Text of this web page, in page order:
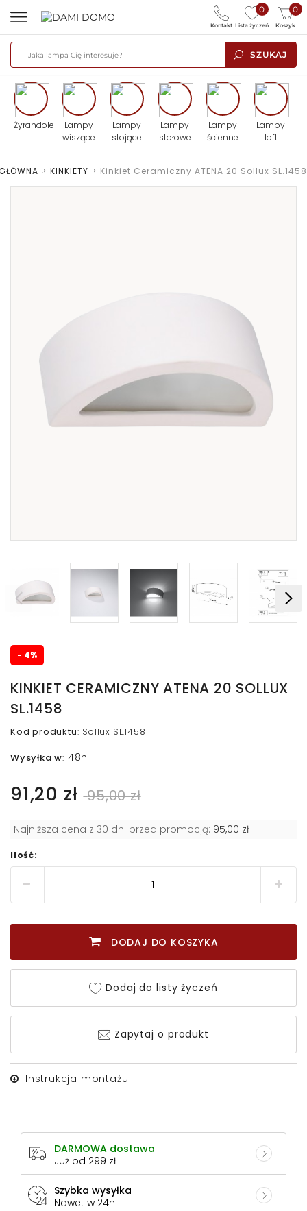
SZUKAJ
0
Lista życzeń
0
Koszyk
Kontakt
Żyrandole
Lampy
wiszące
Lampy
stojące
Lampy
stołowe
Lampy
ścienne
Lampy
loft
> KINKIETY > Kinkiet Ceramiczny ATENA 20 Sollux SL.1458
- 4%
KINKIET CERAMICZNY ATENA 20 SOLLUX
SL.1458
Kod produktu: Sollux SL.1458
Wysyłka w: 48h
91,20 zł 95,00 zł
Najniższa cena z 30 dni przed promocją: 95,00 zł
Ilość:
DODAJ DO KOSZYKA
Dodaj do listy życzeń
Zapytaj o produkt
Instrukcja montażu
DARMOWA dostawa
Już od 299 zł
Szybka wysyłka
Nawet w 24h